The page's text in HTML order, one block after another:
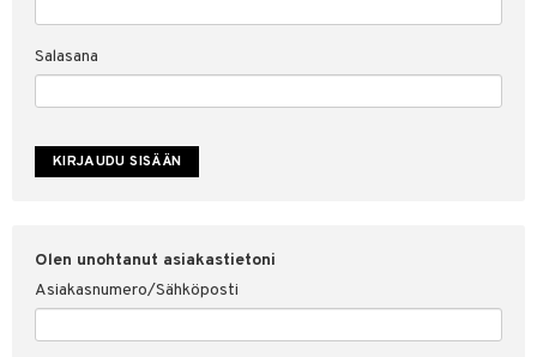
Lelut, Lapsi & Vauva
Tuotemerkkejä
Salasana
Olen unohtanut asiakastietoni
Asiakasnumero/Sähköposti
myyntiehdot
suojaus